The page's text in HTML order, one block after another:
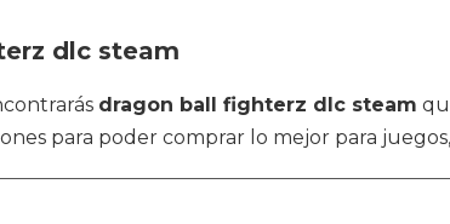
dlc steam
dragon ball fighterz dlc steam
para poder comprar lo mejor para